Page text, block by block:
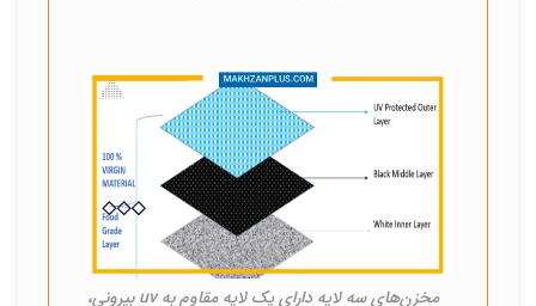
مخزن‌های سه لایه دارای یک لایه مقاوم به uv بیرونی،